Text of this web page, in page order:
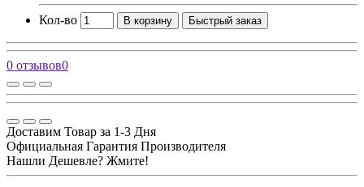
Кол-во В корзину Быстрый заказ
0 отзывов0
Доставим Товар за 1-3 Дня
Официальная Гарантия Производителя
Нашли Дешевле? Жмите!